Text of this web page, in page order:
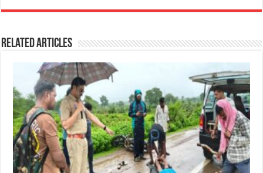
c
e
b
o
o
k
at
s
A
p
p
ss
n
g
e
r
itt
r
e
ra
ar
Related Articles